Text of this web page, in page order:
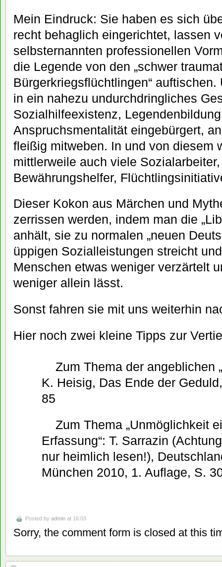
Mein Eindruck: Sie haben es sich
recht behaglich eingerichtet, lassen
selbsternannten professionellen
die Legende von den „schwer
Bürgerkriegsflüchtlingen“
in ein nahezu undurchdringliches
Sozialhilfeexistenz,
Anspruchsmentalität eingebürgert,
fleißig mitweben. In und von diesem
mittlerweile auch viele
Bewährungshelfer,
Dieser Kokon aus Märchen und
zerrissen werden, indem man die
anhält, sie zu normalen „neuen
üppigen Sozialleistungen streicht
Menschen etwas weniger verzärtelt
weniger allein lässt.
Sonst fahren sie mit uns weiterhin
Hier noch zwei kleine Tipps zur
Zum Thema der angeblichen
K. Heisig, Das Ende der
85
Zum Thema „Unmöglichkeit
Erfassung“: T. Sarrazin
nur heimlich lesen!),
München 2010, 1. Auflage, S.
Posted by admin at 16:03
Sorry, the comment form is closed at this